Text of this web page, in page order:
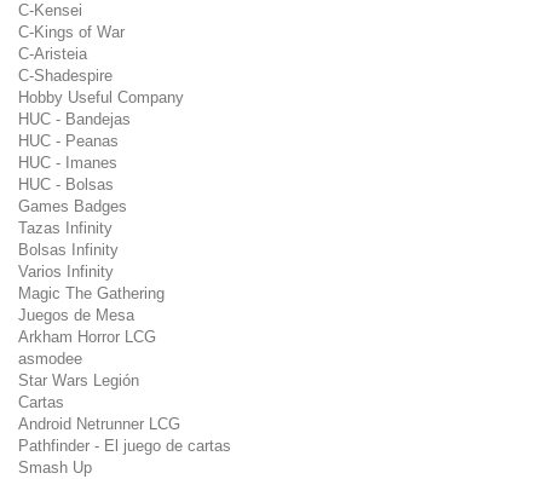
C-Kensei
C-Kings of War
C-Aristeia
C-Shadespire
Hobby Useful Company
HUC - Bandejas
HUC - Peanas
HUC - Imanes
HUC - Bolsas
Games Badges
Tazas Infinity
Bolsas Infinity
Varios Infinity
Magic The Gathering
Juegos de Mesa
Arkham Horror LCG
asmodee
Star Wars Legión
Cartas
Android Netrunner LCG
Pathfinder - El juego de cartas
Smash Up